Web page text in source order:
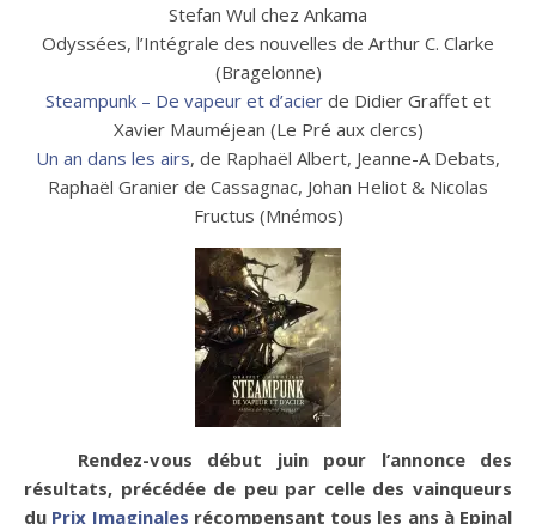
Stefan Wul chez Ankama
Odyssées, l’Intégrale des nouvelles de Arthur C. Clarke
(Bragelonne)
Steampunk – De vapeur et d’acier de Didier Graffet et
Xavier Mauméjean (Le Pré aux clercs)
Un an dans les airs, de Raphaël Albert, Jeanne-A Debats,
Raphaël Granier de Cassagnac, Johan Heliot & Nicolas
Fructus (Mnémos)
Rendez-vous début juin pour l’annonce des
résultats, précédée de peu par celle des vainqueurs
du Prix Imaginales récompensant tous les ans à Epinal